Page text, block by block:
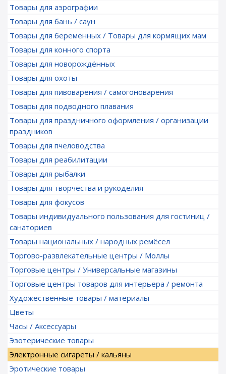
Товары для аэрографии
Товары для бань / саун
Товары для беременных / Товары для кормящих мам
Товары для конного спорта
Товары для новорождённых
Товары для охоты
Товары для пивоварения / самогоноварения
Товары для подводного плавания
Товары для праздничного оформления / организации
праздников
Товары для пчеловодства
Товары для реабилитации
Товары для рыбалки
Товары для творчества и рукоделия
Товары для фокусов
Товары индивидуального пользования для гостиниц /
санаториев
Товары национальных / народных ремёсел
Торгово-развлекательные центры / Моллы
Торговые центры / Универсальные магазины
Торговые центры товаров для интерьера / ремонта
Художественные товары / материалы
Цветы
Часы / Аксессуары
Эзотерические товары
Электронные сигареты / кальяны
Эротические товары